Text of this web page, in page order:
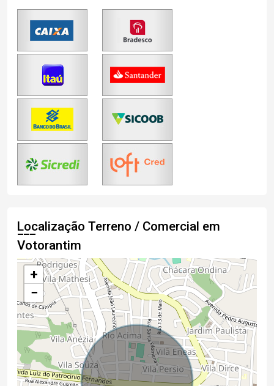
Localização Terreno / Comercial em
Votorantim
+
−